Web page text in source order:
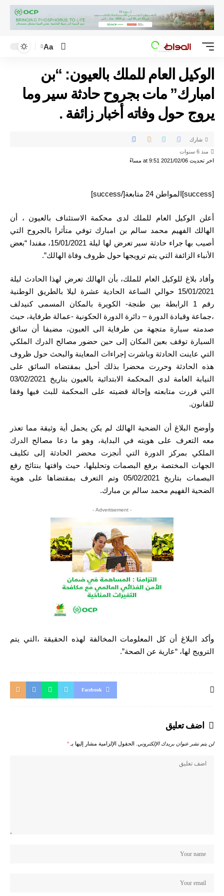
Aa
الوكيل العام للملك بالعيون: “بن
امبارك” مات بجروح حادثة سير وما
يروج حول وفاته أخبار زائفة .
اخر تحديث 2021/02/06 at 9:51 مساءً
منذ 6 سنوات
شارك
[success]المواطن 24 متابعة[/success]
أعلن الوكيل العام للملك لدى محكمة الاستئناف بالعيون ، أن
الهالك الفهيم محمد سالم بن امبارك توفي متأثرا بالجروح التي
أصيب بها جراء حادثة سير تعرض لها ليلة 15/01/2021، مفندا “بعض
الأنباء الزائفة التي يتم ترويجها حول ظروف وفاة الهالك”.
وأفاد بلاغ للوكيل العام للملك، بأن الهالك تعرض لهذا الحادث ليلة
15/01/2021 حوالي الساعة الحادية عشرة ليلا بالطريق الوطنية
رقم 1 الرابطة بين طنجة- الكويرة بالمكان المسمى كنيدلف
،جماعة وقيادة الدورة – دائرة الدورة الحكونية -عمالة طرفاية، حيث
صدمته سيارة متجهة من طرفاية الى العيون، مضيفا أن سائق
السيارة توقف بعين المكان إلى حين حضور مصالح الدرك الملكي
التي عاينت الحادثة وباشرت إجراءات المعاينة والبحث حول ظروف
هذه الحادثة وحررت محضرا بذلك أحيل بمقتضاه السائق على
النيابة العامة لدى المحكمة الابتدائية بالعيون بتاريخ 03/02/2021
التي قررت متابعته وإحالة قضيته على المحكمة للبث فيها وفقا
للقانون.
وأوضح البلاغ أن الضحية الهالك لم يكن يحمل أية وثيقة مما تعذر
معه التعرف على هويته في البداية، وهو ما دعا مصالح الدرك
الملكي بمركز الدورة التي أنجزت محضر الحادثة إلى تكليف
الجهات المختصة برفع البصمات وتحليلها، حيث وافتها بنتائج رفع
البصمات بتاريخ 05/02/2021 وتم التعرف بمقتضاها على هوية
الضحية الفهيم محمد سالم بن مبارك.
- Advertisement -
وأكد البلاغ أن كل المعلومات المخالفة لهذه الحقيقة ،التي يتم
الترويج لها، “عارية عن الصحة”.
Facebook
اضف تعليق
لن يتم نشر عنوان بريدك الإلكتروني. الحقول الإلزامية مشار إليها بـ *